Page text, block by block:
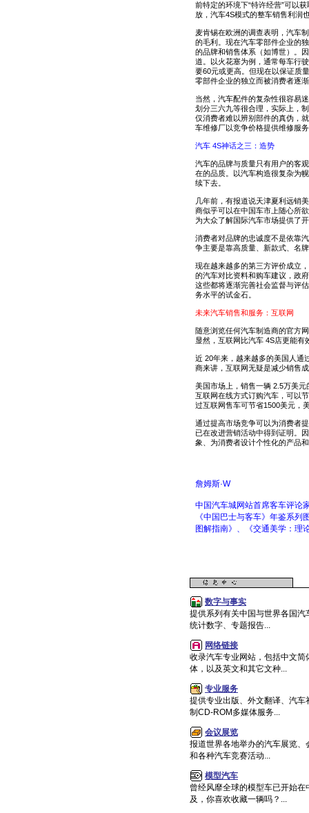
前特定的环境下“特许经营”可以
放，汽车4S模式的整车销售利润
麦肯锡在欧洲的调查表明，汽车
的毛利。现在汽车零部件企业的
的品牌和销售体系（如博世）。
道。以火花塞为例，通常每车行
要60元或更高。但现在以保证质
零部件企业的独立而被消费者逐
当然，汽车配件的复杂性很容易
划分三六九等很合理，实际上，
仅消费者难以辨别部件的真伪，
车维修厂以竞争价格提供维修服
汽车 4S神话之三：造势
汽车的品牌与质量只有用户的客
在的品质。以汽车构造很复杂为
续下去。
几年前，有报道说天津夏利远销
商似乎可以在中国车市上随心所
为大众了解国际汽车市场提供了
消费者对品牌的忠诚度不是依靠
争主要是靠高质量、新款式、名
现在越来越多的第三方评价成立
的汽车对比资料和购车建议，政
这些都将逐渐完善社会监督与评
务水平的试金石。
未来汽车销售和服务：互联网
随意浏览任何汽车制造商的官方
显然，互联网比汽车 4S店更能有
近 20年来，越来越多的美国人通
商来讲，互联网无疑是减少销售
美国市场上，销售一辆 2.5万美
互联网在线方式订购汽车，可以
过互联网售车可节省1500美元，
通过提高市场竞争可以为消费者
已在改进营销活动中得到证明。
象、为消费者设计个性化的产品
詹姆斯·W
中国汽车城网站首席客车评论
《中国巴士与客车》年鉴系
图解指南》、《交通美学：理
数字与事实
提供系列有关中国与世界各国汽
统计数字、专题报告...
网络链接
收录汽车专业网站，包括中文简
体，以及英文和其它文种...
专业服务
提供专业出版、外文翻译、汽车
制CD-ROM多媒体服务...
会议展览
报道世界各地举办的汽车展览、
和各种汽车竞赛活动...
模型汽车
曾经风靡全球的模型车已开始在
及，你喜欢收藏一辆吗？...